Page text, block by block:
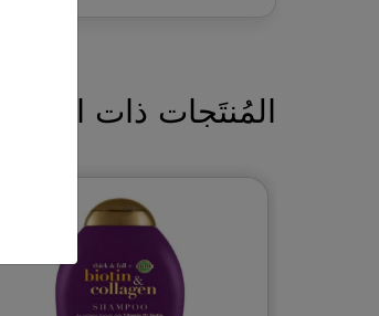
المُنتَجات ذات الصلة